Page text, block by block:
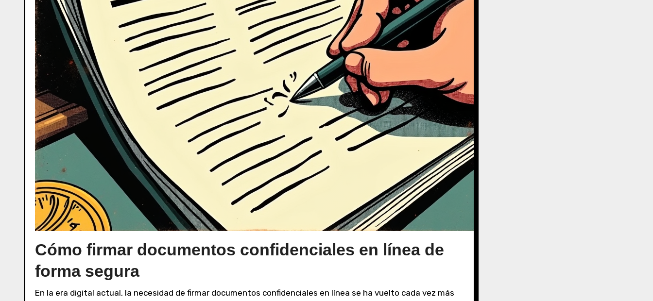
Cómo firmar documentos confidenciales en línea de
forma segura
En la era digital actual, la necesidad de firmar documentos confidenciales en línea se ha vuelto cada vez más